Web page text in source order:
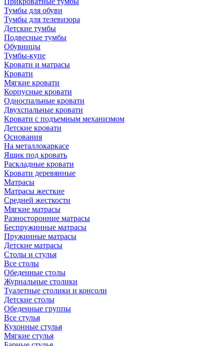
Тумбы для обуви
Тумбы для телевизора
Детские тумбы
Подвесные тумбы
Обувницы
Тумбы-купе
Кровати и матрасы
Кровати
Мягкие кровати
Корпусные кровати
Односпальные кровати
Двухспальные кровати
Кровати с подъемным механизмом
Детские кровати
Основания
На металлокаркасе
Ящик под кровать
Раскладные кровати
Кровати деревянные
Матрасы
Матрасы жесткие
Средней жесткости
Мягкие матрасы
Разносторонние матрасы
Беспружинные матрасы
Пружинные матрасы
Детские матрасы
Столы и стулья
Все столы
Обеденные столы
Журнальные столики
Туалетные столики и консоли
Детские столы
Обеденные группы
Все стулья
Кухонные стулья
Мягкие стулья